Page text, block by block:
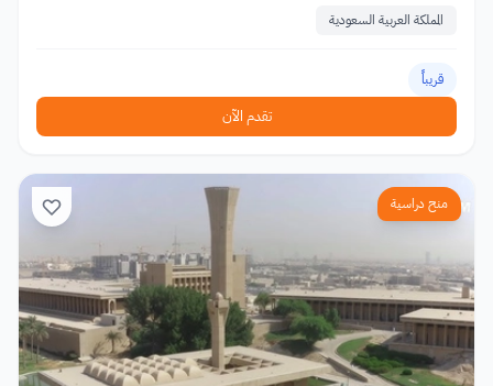
المملكة العربية السعودية
قريباً
تقدم الآن
منح دراسية